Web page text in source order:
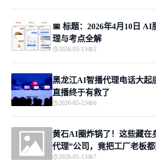
📅 标题：2026年4月10日 AI
理与考点全解
2026-05-13 2
黑龙江AI智播代理电话大起
直播终于有救了
2026-05-13 6
黄石AI圈炸锅了！这些藏在
代理”公司，竟把工厂老板都
2026-05-13 7